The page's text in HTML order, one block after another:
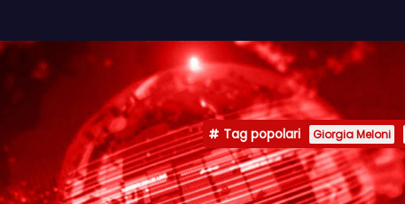
Tag popolari Giorgia Meloni